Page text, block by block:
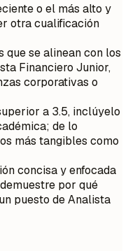
o el más alto y
otra cualificación
que se alinean con los
Financiero Junior,
corporativas o
a 3.5, inclúyelo
de lo
más tangibles como
concisa y enfocada
por qué
puesto de Analista